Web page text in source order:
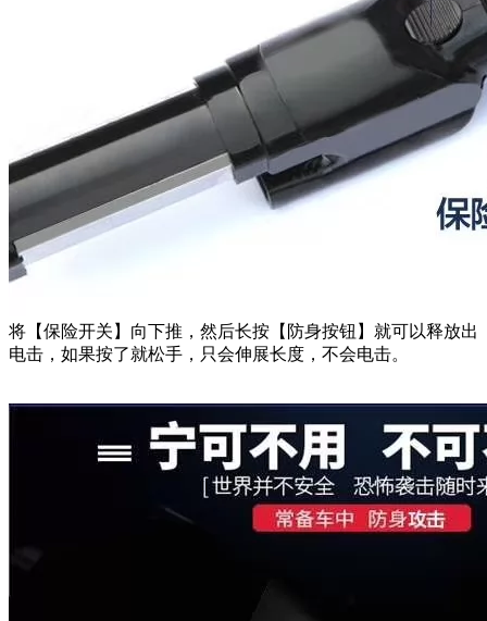
将【保险开关】向下推，然后长按【防身按钮】就可以释放出
电击，如果按了就松手，只会伸展长度，不会电击。